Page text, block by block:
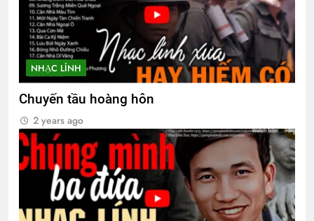
NHẠC LÍNH
Chuyến tầu hoàng hôn
2 years ago